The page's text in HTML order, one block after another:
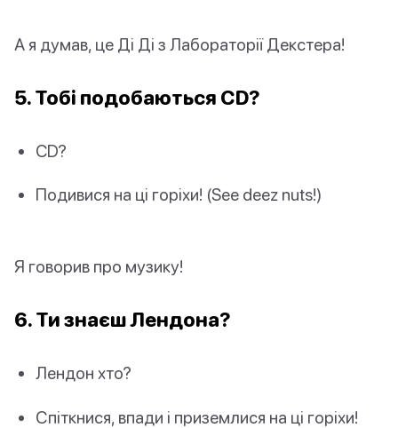
А я думав, це Ді Ді з Лабораторії Декстера!
5. Тобі подобаються CD?
CD?
Подивися на ці горіхи! (See deez nuts!)
Я говорив про музику!
6. Ти знаєш Лендона?
Лендон хто?
Спіткнися, впади і приземлися на ці горіхи!